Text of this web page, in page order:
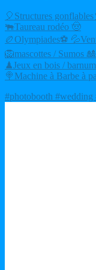
🎈Structures
🐃Taureau rodéo 🤠
🏉Olympiades⚽
🦁mascottes / Sumos 🎎
♟Jeux en bois /
🍭Machine à Barbe à
#photobooth